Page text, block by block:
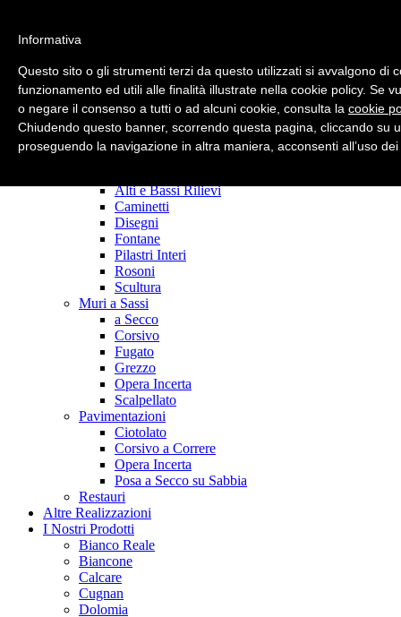
Strict Standards
/home/scolpita/public_html/modules/mod_superfish_menu/
on line15
main page
Azienda
Realizzazioni
Fornitura Sassi
Alti e Bassi Rilievi
Caminetti
Disegni
Fontane
Pilastri Interi
Rosoni
Scultura
Muri a Sassi
a Secco
Corsivo
Fugato
Grezzo
Opera Incerta
Scalpellato
Pavimentazioni
Ciotolato
Corsivo a Correre
Opera Incerta
Posa a Secco su Sabbia
Restauri
Altre Realizzazioni
I Nostri Prodotti
Bianco Reale
Biancone
Calcare
Cugnan
Dolomia
Informativa
Questo sito o gli strumenti terzi da questo utilizzati si avvalgono di
funzionamento ed utili alle finalità illustrate nella cookie policy. Se
o negare il consenso a tutti o ad alcuni cookie, consulta la cookie
Chiudendo questo banner, scorrendo questa pagina, cliccando su
proseguendo la navigazione in altra maniera, acconsenti all’uso